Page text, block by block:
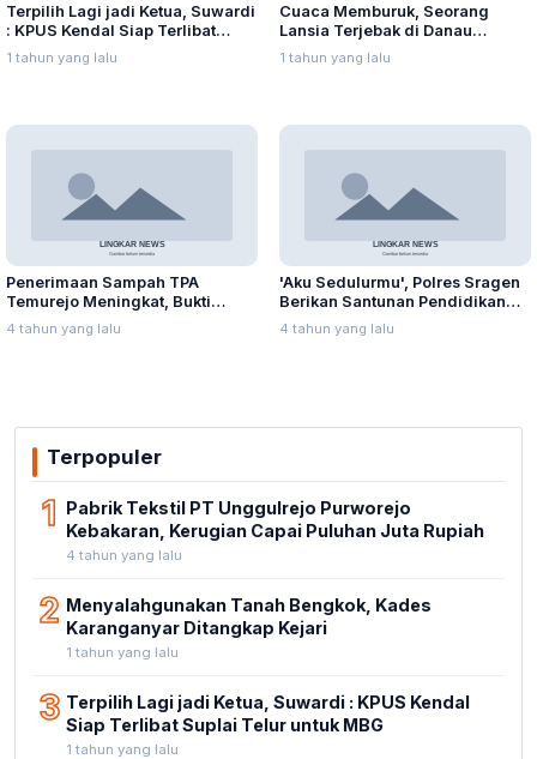
Terpilih Lagi jadi Ketua, Suwardi
: KPUS Kendal Siap Terlibat
Suplai Telur untuk MBG
1 tahun yang lalu
Cuaca Memburuk, Seorang
Lansia Terjebak di Danau
Rawapening Saat Mencari
Enceng Gondok
1 tahun yang lalu
Penerimaan Sampah TPA
Temurejo Meningkat, Bukti
Masyarakat Blora Peduli
Kebersihan
4 tahun yang lalu
'Aku Sedulurmu', Polres Sragen
Berikan Santunan Pendidikan
Anak Yatim Piatu
4 tahun yang lalu
Terpopuler
1 Pabrik Tekstil PT Unggulrejo Purworejo
Kebakaran, Kerugian Capai Puluhan Juta Rupiah
4 tahun yang lalu
2 Menyalahgunakan Tanah Bengkok, Kades
Karanganyar Ditangkap Kejari
1 tahun yang lalu
3 Terpilih Lagi jadi Ketua, Suwardi : KPUS Kendal
Siap Terlibat Suplai Telur untuk MBG
1 tahun yang lalu